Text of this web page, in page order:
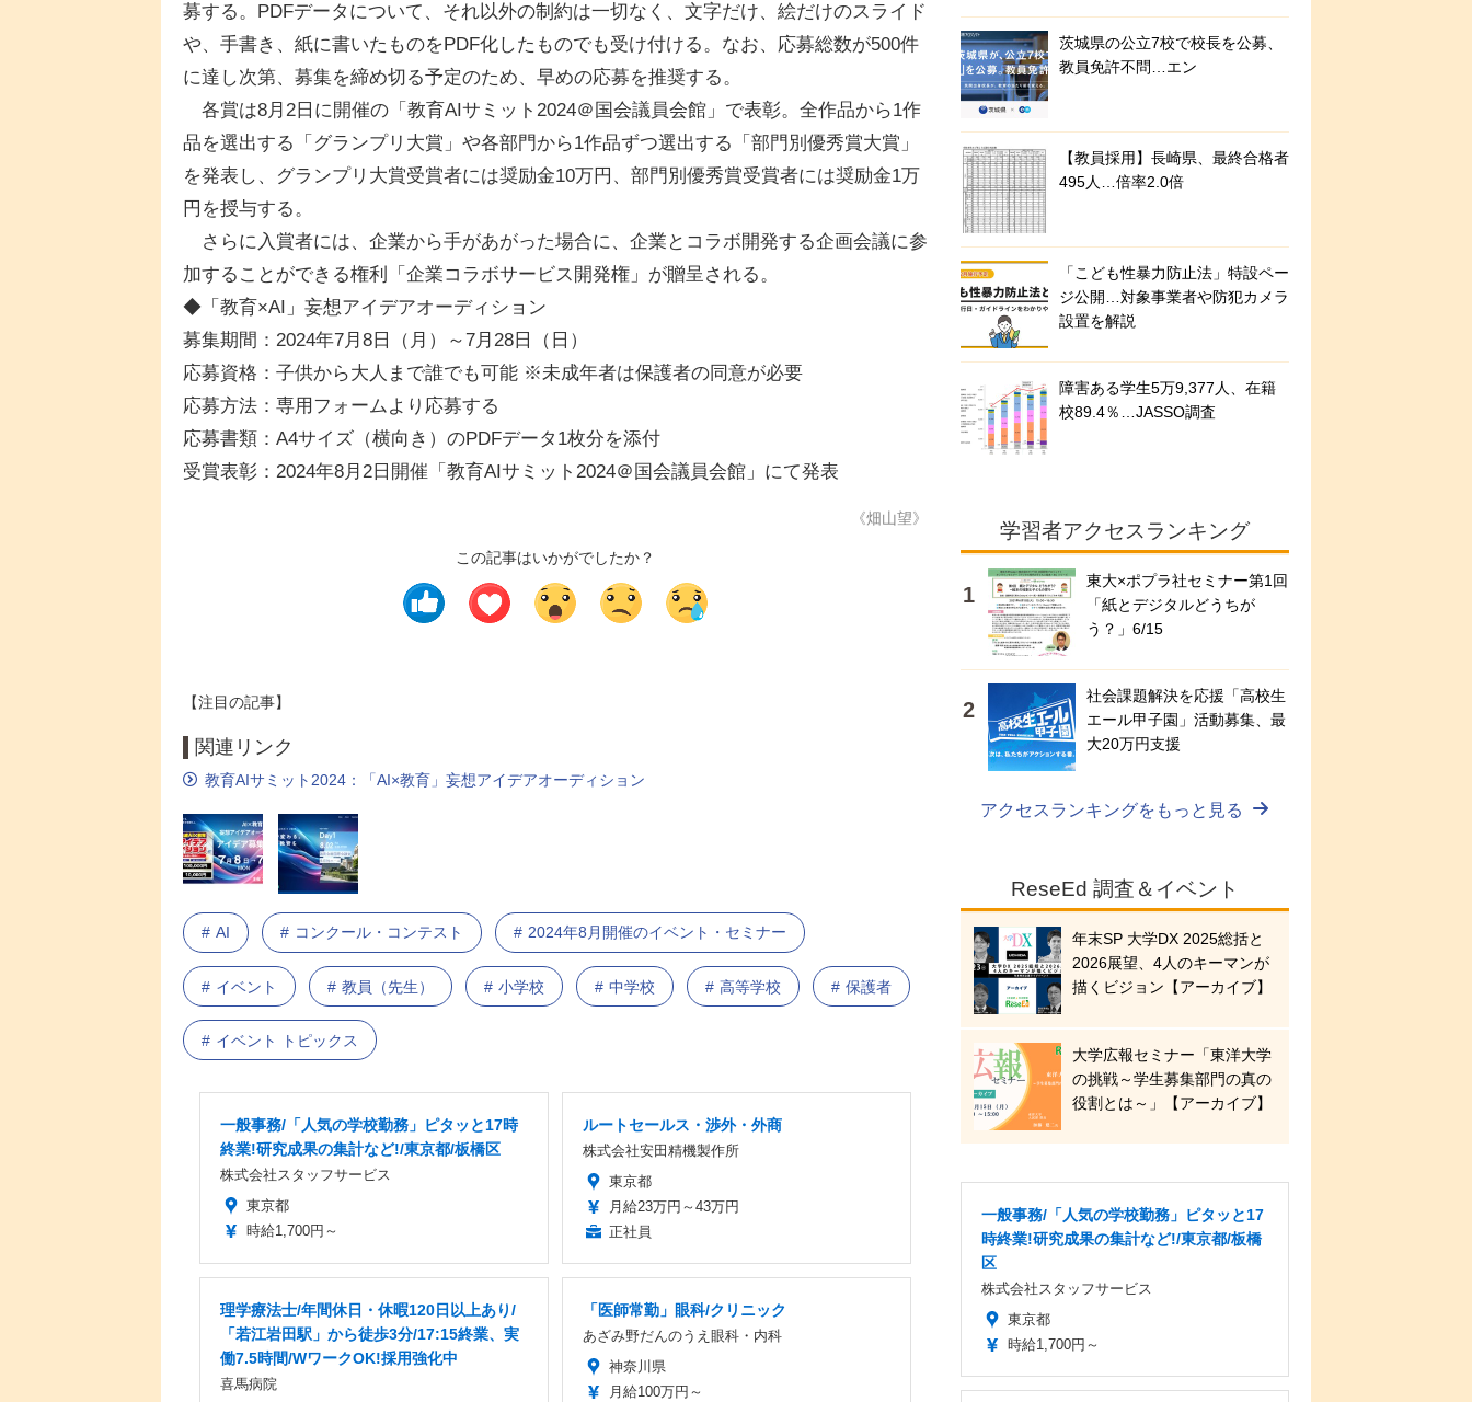
募する。PDFデータについて、それ以外の制約は一切なく、文字だけ、絵だけのスライド
や、手書き、紙に書いたものをPDF化したものでも受け付ける。なお、応募総数が500件
に達し次第、募集を締め切る予定のため、早めの応募を推奨する。
各賞は8月2日に開催の「教育AIサミット2024＠国会議員会館」で表彰。全作品から1作
品を選出する「グランプリ大賞」や各部門から1作品ずつ選出する「部門別優秀賞大賞」
を発表し、グランプリ大賞受賞者には奨励金10万円、部門別優秀賞受賞者には奨励金1万
円を授与する。
さらに入賞者には、企業から手があがった場合に、企業とコラボ開発する企画会議に参
加することができる権利「企業コラボサービス開発権」が贈呈される。
◆「教育×AI」妄想アイデアオーディション
募集期間：2024年7月8日（月）～7月28日（日）
応募資格：子供から大人まで誰でも可能 ※未成年者は保護者の同意が必要
応募方法：専用フォームより応募する
応募書類：A4サイズ（横向き）のPDFデータ1枚分を添付
受賞表彰：2024年8月2日開催「教育AIサミット2024＠国会議員会館」にて発表
《畑山望》
この記事はいかがでしたか？
【注目の記事】
関連リンク
教育AIサミット2024：「AI×教育」妄想アイデアオーディション
AI コンクール・コンテスト 2024年8月開催のイベント・セミナー
イベント 教員（先生） 小学校 中学校 高等学校 保護者
イベント トピックス
一般事務/「人気の学校勤務」ピタッと17時
終業!研究成果の集計など!/東京都/板橋区
株式会社スタッフサービス
東京都
時給1,700円～
ルートセールス・渉外・外商
株式会社安田精機製作所
東京都
月給23万円～43万円
正社員
理学療法士/年間休日・休暇120日以上あり/
「若江岩田駅」から徒歩3分/17:15終業、実
働7.5時間/WワークOK!採用強化中
喜馬病院
「医師常勤」眼科/クリニック
あざみ野だんのうえ眼科・内科
神奈川県
月給100万円～
茨城県の公立7校で校長を公募、
教員免許不問…エン
【教員採用】長崎県、最終合格者
495人…倍率2.0倍
「こども性暴力防止法」特設ペー
ジ公開…対象事業者や防犯カメラ
設置を解説
障害ある学生5万9,377人、在籍
校89.4％…JASSO調査
学習者アクセスランキング
東大×ポプラ社セミナー第1回
「紙とデジタルどうちが
う？」6/15
社会課題解決を応援「高校生
エール甲子園」活動募集、最
大20万円支援
アクセスランキングをもっと見る
ReseEd 調査＆イベント
年末SP 大学DX 2025総括と
2026展望、4人のキーマンが
描くビジョン【アーカイブ】
大学広報セミナー「東洋大学
の挑戦～学生募集部門の真の
役割とは～」【アーカイブ】
一般事務/「人気の学校勤務」ピタッと17
時終業!研究成果の集計など!/東京都/板橋
区
株式会社スタッフサービス
東京都
時給1,700円～